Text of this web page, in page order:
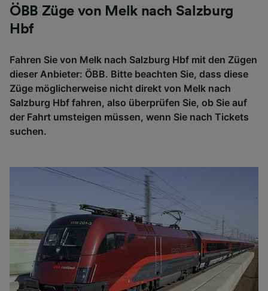
ÖBB Züge von Melk nach Salzburg
Hbf
Fahren Sie von Melk nach Salzburg Hbf mit den Zügen
dieser Anbieter: ÖBB. Bitte beachten Sie, dass diese
Züge möglicherweise nicht direkt von Melk nach
Salzburg Hbf fahren, also überprüfen Sie, ob Sie auf
der Fahrt umsteigen müssen, wenn Sie nach Tickets
suchen.